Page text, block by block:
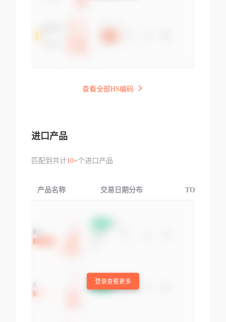
查看全部HS编码
进口产品
匹配到共计10+个进口产品
产品名称 交易日期分布 TOP3交易国
登录查看更多